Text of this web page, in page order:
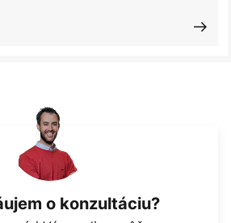
o konzultáciu?